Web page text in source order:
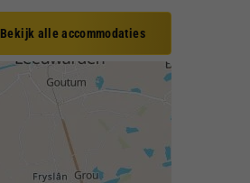
Bekijk alle accommodaties